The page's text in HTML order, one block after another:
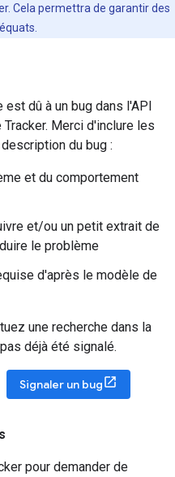
Cela permettra de garantir des
dû à un bug dans l'API
Merci d'inclure les
du bug :
et du comportement
et/ou un petit extrait de
le problème
d'après le modèle de
une recherche dans la
déjà été signalé.
Signaler un bug
pour demander de